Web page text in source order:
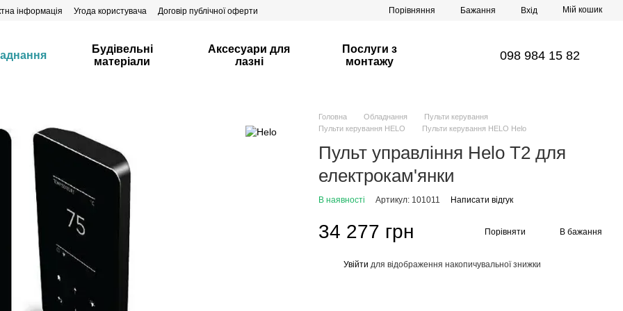
інформація Угода користувача Договір публічної оферти Порівняння Бажання Вхід Мій кошик
Будівельні
матеріали
Аксесуари для
лазні
Послуги з
монтажу
098 984 15 82
Головна Обладнання
Пульти керування
Пульти керування HELO
Пульти керування HELO Helo
Пульт управління Helo T2 для
електрокам'янки
В наявності Артикул: 101011 Написати відгук
34 277 грн Порівняти В бажання
Увійти для відображення накопичувальної знижки